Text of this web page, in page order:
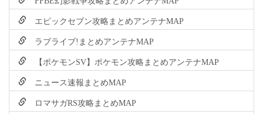
エピックセブン攻略まとめアンテナMAP
ラブライブ!まとめアンテナMAP
【ポケモンSV】ポケモン攻略まとめアンテナMAP
ニュース速報まとめMAP
ロマサガRS攻略まとめMAP